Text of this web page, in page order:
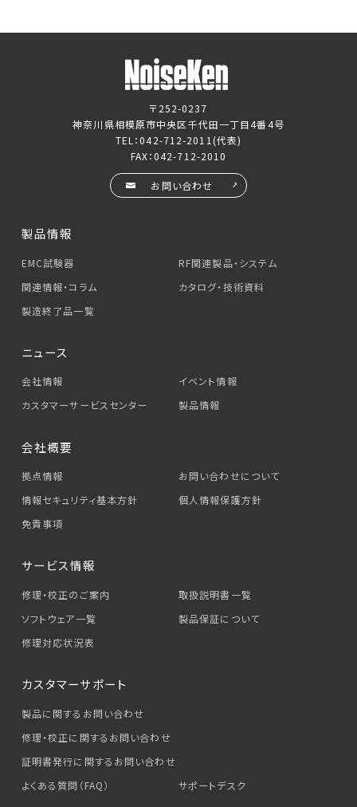
〒252-0237
神奈川県相模原市中央区千代田一丁目4番4号
TEL：042-712-2011 (代表)
FAX：042-712-2010
お問い合わせ
製品情報
EMC試験器
RF関連製品・システム
関連情報・コラム
カタログ・技術資料
製造終了品一覧
ニュース
会社情報
イベント情報
カスタマーサービス センター 製品情報
会社概要
拠点情報
お問い合わせについて
情報セキュリティ基本方針
個人情報保護方針
免責事項
サービス情報
修理・校正のご案内
取扱説明書一覧
ソフトウェア一覧
製品保証について
修理対応状況表
カスタマーサポート
製品に関するお問い合わせ
修理・校正に関するお問い合わせ
証明書発行に関するお問い合わせ
よくある質問（FAQ）
サポートデスク